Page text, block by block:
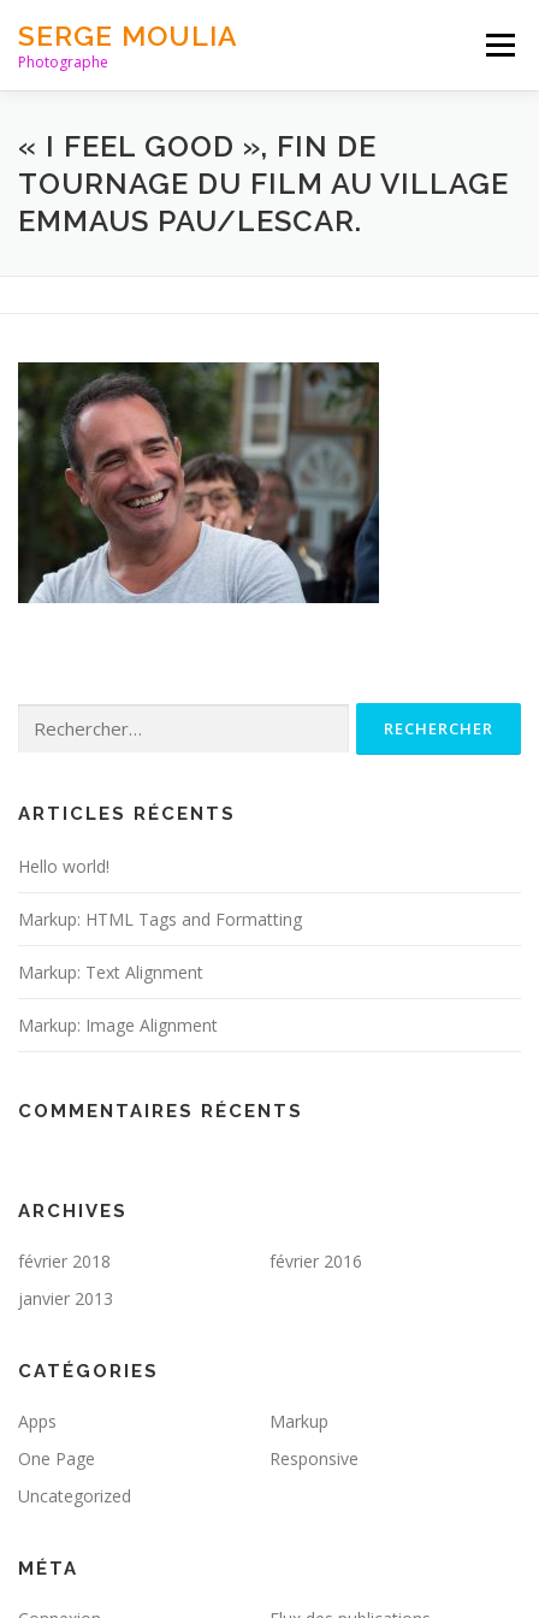
contenu
SERGE MOULIA
Photographe
Menu
HOME PORTFOLIO PARUTIONS
BLOG ABOUT CONTACT
« I FEEL GOOD », FIN DE
TOURNAGE DU FILM AU VILLAGE
EMMAUS PAU/LESCAR.
ARTICLES RÉCENTS
Hello world!
Markup: HTML Tags and Formatting
Markup: Text Alignment
Markup: Image Alignment
COMMENTAIRES RÉCENTS
ARCHIVES
février 2018
février 2016
janvier 2013
CATÉGORIES
Apps
Markup
One Page
Responsive
Uncategorized
MÉTA